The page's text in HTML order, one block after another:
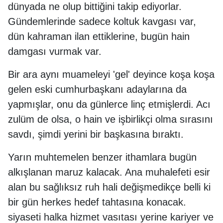
dünyada ne olup bittiğini takip ediyorlar.
Gündemlerinde sadece koltuk kavgası var,
dün kahraman ilan ettiklerine, bugün hain
damgası vurmak var.
Bir ara aynı muameleyi 'gel' deyince koşa koşa
gelen eski cumhurbaşkanı adaylarına da
yapmışlar, onu da günlerce linç etmişlerdi. Acı
zulüm de olsa, o hain ve işbirlikçi olma sırasını
savdı, şimdi yerini bir başkasına bıraktı.
Yarın muhtemelen benzer ithamlara bugün
alkışlanan maruz kalacak. Ana muhalefeti esir
alan bu sağlıksız ruh hali değişmedikçe belli ki
bir gün herkes hedef tahtasına konacak.
siyaseti halka hizmet vasıtası yerine kariyer ve